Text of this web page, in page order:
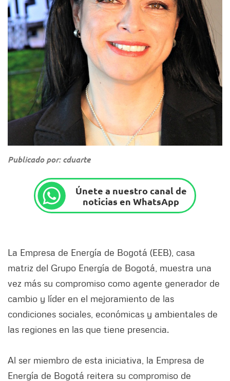
Publicado por: cduarte
Únete a nuestro canal de
noticias en WhatsApp
La Empresa de Energía de Bogotá (EEB), casa
matriz del Grupo Energía de Bogotá, muestra una
vez más su compromiso como agente generador de
cambio y líder en el mejoramiento de las
condiciones sociales, económicas y ambientales de
las regiones en las que tiene presencia.
Al ser miembro de esta iniciativa, la Empresa de
Energía de Bogotá reitera su compromiso de